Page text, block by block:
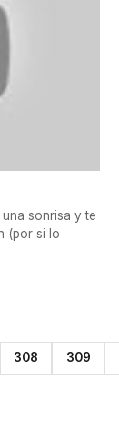
sonrisa y te
(por si lo
308 309